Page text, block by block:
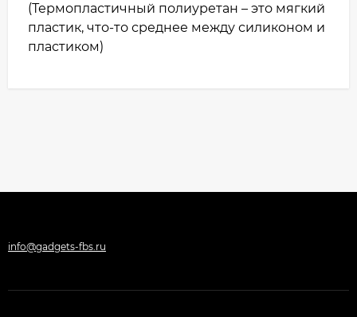
(Термопластичный полиуретан – это мягкий
пластик, что-то среднее между силиконом и
пластиком)
info@gadgets-fbs.ru